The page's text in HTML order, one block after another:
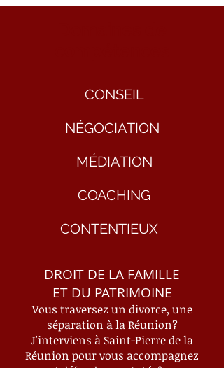
CONSEIL
NÉGOCIATION
MÉDIATION
COACHING
CONTENTIEUX
DROIT DE LA FAMILLE
ET DU PATRIMOINE
Vous traversez un divorce, une
séparation à la Réunion?
J'interviens à Saint-Pierre de la
Réunion pour vous accompagnez